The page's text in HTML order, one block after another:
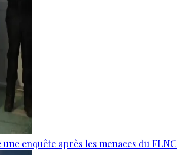
enquête après les menaces du FLNC